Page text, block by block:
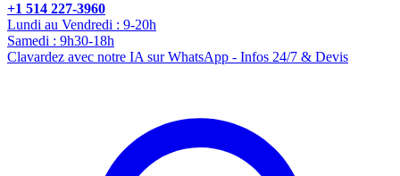
+1 514 227-3960
Lundi au Vendredi : 9-20h
Samedi : 9h30-18h
Clavardez avec notre IA sur WhatsApp - Infos 24/7 & Devis